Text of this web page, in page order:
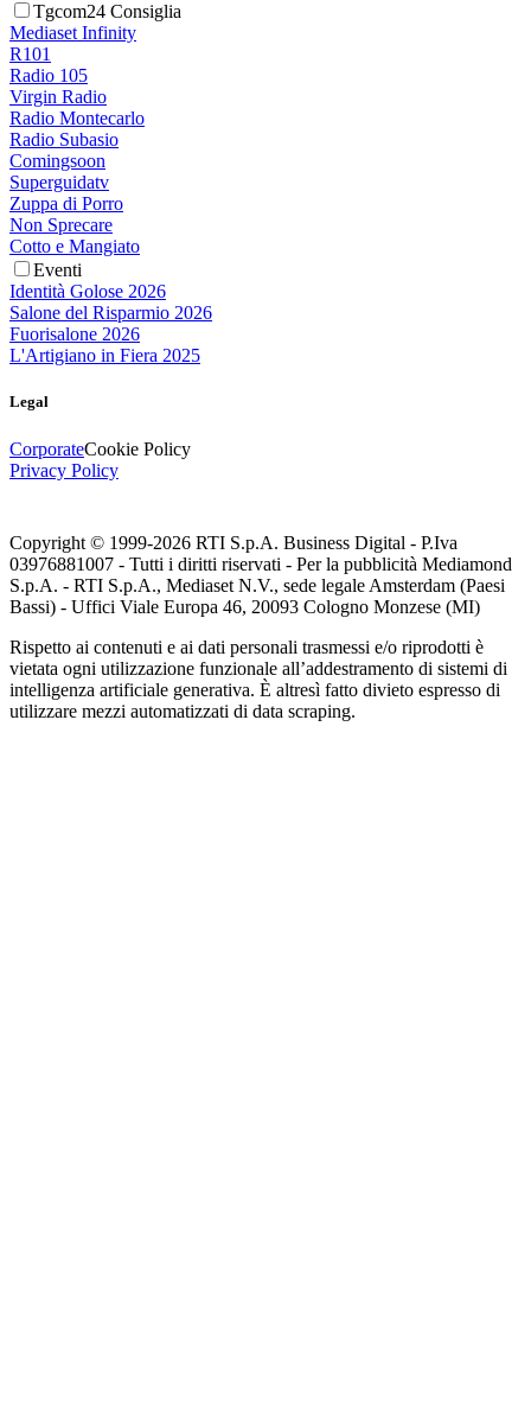
Tgcom24 Consiglia
Mediaset Infinity
R101
Radio 105
Virgin Radio
Radio Montecarlo
Radio Subasio
Comingsoon
Superguidatv
Zuppa di Porro
Non Sprecare
Cotto e Mangiato
Eventi
Identità Golose 2026
Salone del Risparmio 2026
Fuorisalone 2026
L'Artigiano in Fiera 2025
Legal
CorporateCookie Policy
Privacy Policy
Copyright © 1999-2026 RTI S.p.A. Business Digital - P.Iva
03976881007 - Tutti i diritti riservati - Per la pubblicità Mediamond
S.p.A. - RTI S.p.A., Mediaset N.V., sede legale Amsterdam (Paesi
Bassi) - Uffici Viale Europa 46, 20093 Cologno Monzese (MI)
Rispetto ai contenuti e ai dati personali trasmessi e/o riprodotti è
vietata ogni utilizzazione funzionale all’addestramento di sistemi di
intelligenza artificiale generativa. È altresì fatto divieto espresso di
utilizzare mezzi automatizzati di data scraping.